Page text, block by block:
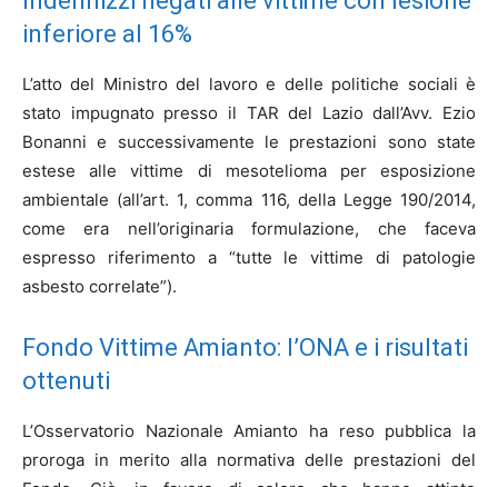
inferiore al 16%
L’atto del Ministro del lavoro e delle politiche sociali è
stato impugnato presso il TAR del Lazio dall’Avv. Ezio
Bonanni e successivamente le prestazioni sono state
estese alle vittime di mesotelioma per esposizione
ambientale (all’art. 1, comma 116, della Legge 190/2014,
come era nell’originaria formulazione, che faceva
espresso riferimento a “tutte le vittime di patologie
asbesto correlate”).
Fondo Vittime Amianto: l’ONA e i risultati
ottenuti
L’Osservatorio Nazionale Amianto ha reso pubblica la
proroga in merito alla normativa delle prestazioni del